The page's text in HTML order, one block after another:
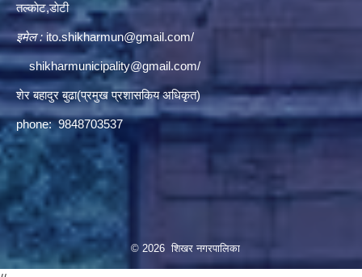
तल्काेट,डाेटी
इमेल :ito.shikharmun@gmail.com/
shikharmunicipality@gmail.com/
शेर बहादुर बुढा(प्रमुख प्रशासकिय अधिकृत)
phone: 9848703537
© 2026 शिखर नगरपालिका